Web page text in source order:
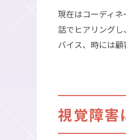
現在はコーディ
話でヒアリング
バイス、時には顧
視覚障害